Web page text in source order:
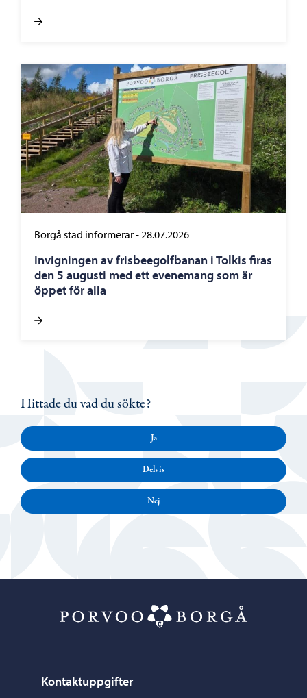
Borgå stad informerar- 28.07.2026
Invigningen av frisbeegolfbanan i Tolkis firas
den 5 augusti med ett evenemang som är
öppet för alla
Hittade du vad du sökte?
Ja
Delvis
Nej
Kontaktuppgifter